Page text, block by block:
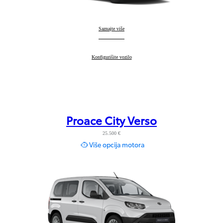
Proace City:
Saznajte više
Proace City:
Konfigurišite vozilo
Proace City Verso
25.500 €
Više opcija motora